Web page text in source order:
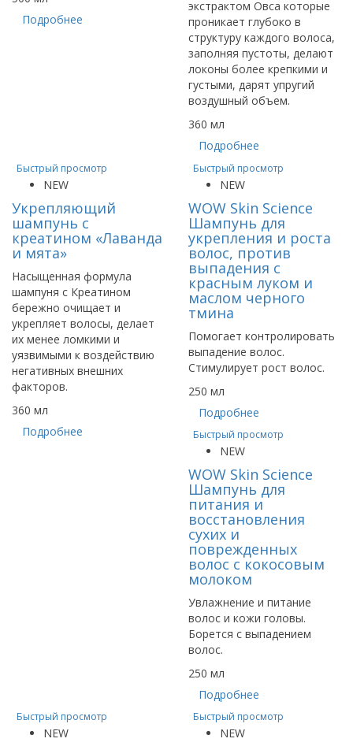
Подробнее
экстрактом Овса которые
проникает глубоко в
структуру каждого волоса,
заполняя пустоты, делают
локоны более крепкими и
густыми, дарят упругий
воздушный объем.
360 мл
Подробнее
Быстрый просмотр
NEW
Укрепляющий
шампунь с
креатином «Лаванда
и мята»
Насыщенная формула
шампуня с Креатином
бережно очищает и
укрепляет волосы, делает
их менее ломкими и
уязвимыми к воздействию
негативных внешних
факторов.
360 мл
Подробнее
Быстрый просмотр
NEW
WOW Skin Science
Шампунь для
укрепления и роста
волос, против
выпадения с
красным луком и
маслом черного
тмина
Помогает контролировать
выпадение волос.
Стимулирует рост волос.
250 мл
Подробнее
Быстрый просмотр
NEW
WOW Skin Science
Шампунь для
питания и
восстановления
сухих и
поврежденных
волос с кокосовым
молоком
Увлажнение и питание
волос и кожи головы.
Борется с выпадением
волос.
250 мл
Подробнее
Быстрый просмотр
NEW
Быстрый просмотр
NEW